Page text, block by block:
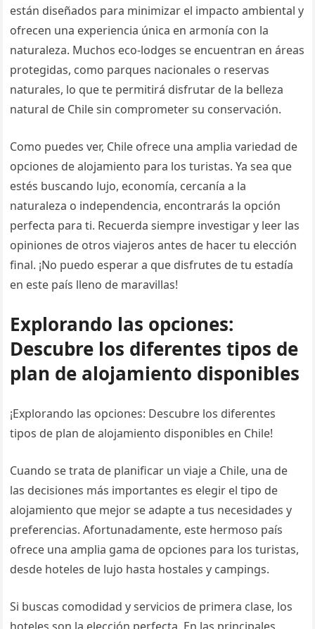
están diseñados para minimizar el impacto ambiental y
ofrecen una experiencia única en armonía con la
naturaleza. Muchos eco-lodges se encuentran en áreas
protegidas, como parques nacionales o reservas
naturales, lo que te permitirá disfrutar de la belleza
natural de Chile sin comprometer su conservación.
Como puedes ver, Chile ofrece una amplia variedad de
opciones de alojamiento para los turistas. Ya sea que
estés buscando lujo, economía, cercanía a la
naturaleza o independencia, encontrarás la opción
perfecta para ti. Recuerda siempre investigar y leer las
opiniones de otros viajeros antes de hacer tu elección
final. ¡No puedo esperar a que disfrutes de tu estadía
en este país lleno de maravillas!
Explorando las opciones:
Descubre los diferentes tipos de
plan de alojamiento disponibles
¡Explorando las opciones: Descubre los diferentes
tipos de plan de alojamiento disponibles en Chile!
Cuando se trata de planificar un viaje a Chile, una de
las decisiones más importantes es elegir el tipo de
alojamiento que mejor se adapte a tus necesidades y
preferencias. Afortunadamente, este hermoso país
ofrece una amplia gama de opciones para los turistas,
desde hoteles de lujo hasta hostales y campings.
Si buscas comodidad y servicios de primera clase, los